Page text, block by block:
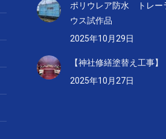
ポリウレア防水 トレー
ウス試作品
2025年10月29日
【神社修繕塗替え工事】
2025年10月27日